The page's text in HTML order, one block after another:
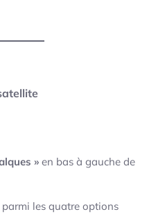
» en bas à gauche de
parmi les quatre options